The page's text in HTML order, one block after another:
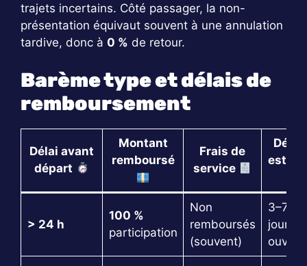
trajets incertains. Côté passager, la non-
présentation équivaut souvent à une annulation
tardive, donc à 0 % de retour.
Barème type et délais de
remboursement
Délai avant
départ
Montant
remboursé
Frais de
service
> 24 h
100 %
participation
Non
remboursés
(souvent)
3–7
jours
ouvrés